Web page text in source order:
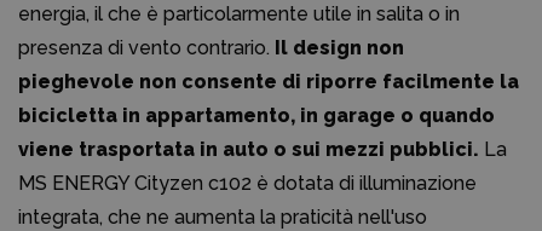
energia, il che è particolarmente utile in salita o in
presenza di vento contrario. Il design non
pieghevole non consente di riporre facilmente la
bicicletta in appartamento, in garage o quando
viene trasportata in auto o sui mezzi pubblici. La
MS ENERGY Cityzen c102 è dotata di illuminazione
integrata, che ne aumenta la praticità nell'uso